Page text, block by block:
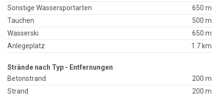
Sonstige Wassersportarten
650 m
Tauchen
500 m
Wasserski
650 m
Anlegeplatz
1.7 km
Strände nach Typ - Entfernungen
Betonstrand
200 m
Strand
200 m